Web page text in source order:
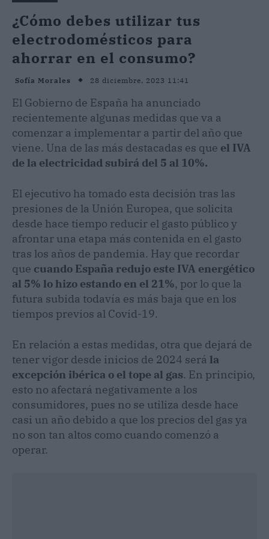
¿Cómo debes utilizar tus
electrodomésticos para
ahorrar en el consumo?
Sofía Morales 28 diciembre, 2023 11:41
El Gobierno de España ha anunciado
recientemente algunas medidas que va a
comenzar a implementar a partir del año que
viene. Una de las más destacadas es que el IVA
de la electricidad subirá del 5 al 10%.
El ejecutivo ha tomado esta decisión tras las
presiones de la Unión Europea, que solicita
desde hace tiempo reducir el gasto público y
afrontar una etapa más contenida en el gasto
tras los años de pandemia. Hay que recordar
que cuando España redujo este IVA energético
al 5% lo hizo estando en el 21%, por lo que la
futura subida todavía es más baja que en los
tiempos previos al Covid-19.
En relación a estas medidas, otra que dejará de
tener vigor desde inicios de 2024 será la
excepción ibérica o el tope al gas. En principio,
esto no afectará negativamente a los
consumidores, pues no se utiliza desde hace
casi un año debido a que los precios del gas ya
no son tan altos como cuando comenzó a
operar.